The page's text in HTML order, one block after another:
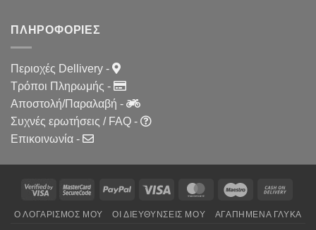
ΠΛΗΡΟΦΟΡΊΕΣ
Περιοχές Dellivery -
Τρόποι Πληρωμής -
Αποστολή/Παραλαβή -
Συχνές ερωτήσεις / FAQ -
Επικοινωνία -
PayPal Visa MasterCardMaestro
Ο ΛΟΓΑΡΙΣΜΌΣ ΜΟΥ ΟΙ ΔΙΕΥΘΎΝΣΕΙΣ ΜΟΥ ΑΓΑΠΗΜΈΝΑ ΓΛΥΚΆ